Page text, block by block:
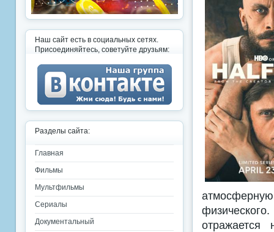
отражается
Наш сайт есть в социальных сетях.
Присоединяйтесь, советуйте друзьям:
Разделы сайта:
Главная
Фильмы
Мультфильмы
Сериалы
Документальный